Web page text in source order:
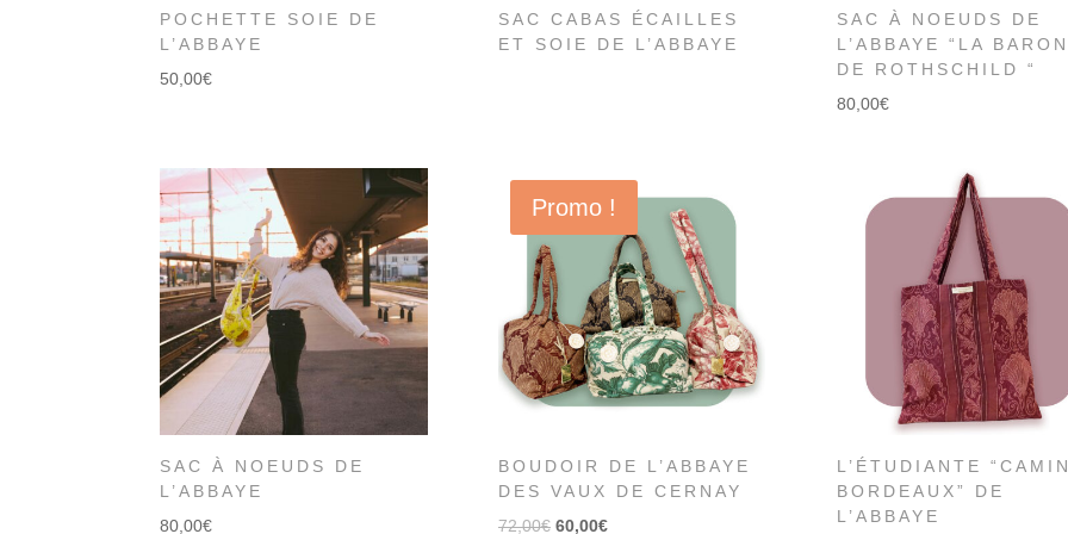
POCHETTE SOIE DE
L’ABBAYE
50,00€
SAC CABAS ÉCAILLES
ET SOIE DE L’ABBAYE
SAC À NOEUDS DE
L’ABBAYE “LA
DE ROTHSCHILD “
80,00€
SAC À NOEUDS DE
L’ABBAYE
80,00€
Promo !
BOUDOIR DE L’ABBAYE
DES VAUX DE CERNAY
72,00€ 60,00€
L’ÉTUDIANTE
BORDEAUX” DE
L’ABBAYE